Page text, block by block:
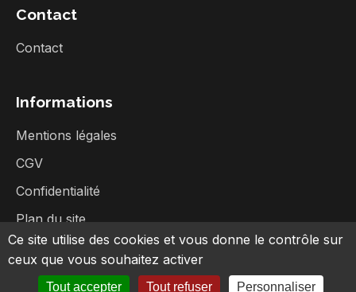
Contact
Contact
Informations
Mentions légales
CGV
Confidentialité
Plan du site
Ce site utilise des cookies et vous donne le contrôle sur
ceux que vous souhaitez activer
Tout accepter Tout refuser Personnaliser